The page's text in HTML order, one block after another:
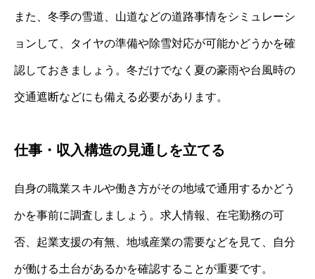
また、冬季の雪道、山道などの道路事情をシミュレーシ
ョンして、タイヤの準備や除雪対応が可能かどうかを確
認しておきましょう。冬だけでなく夏の豪雨や台風時の
交通遮断などにも備える必要があります。
仕事・収入構造の見通しを立てる
自身の職業スキルや働き方がその地域で通用するかどう
かを事前に調査しましょう。求人情報、在宅勤務の可
否、起業支援の有無、地域産業の需要などを見て、自分
が働ける土台があるかを確認することが重要です。